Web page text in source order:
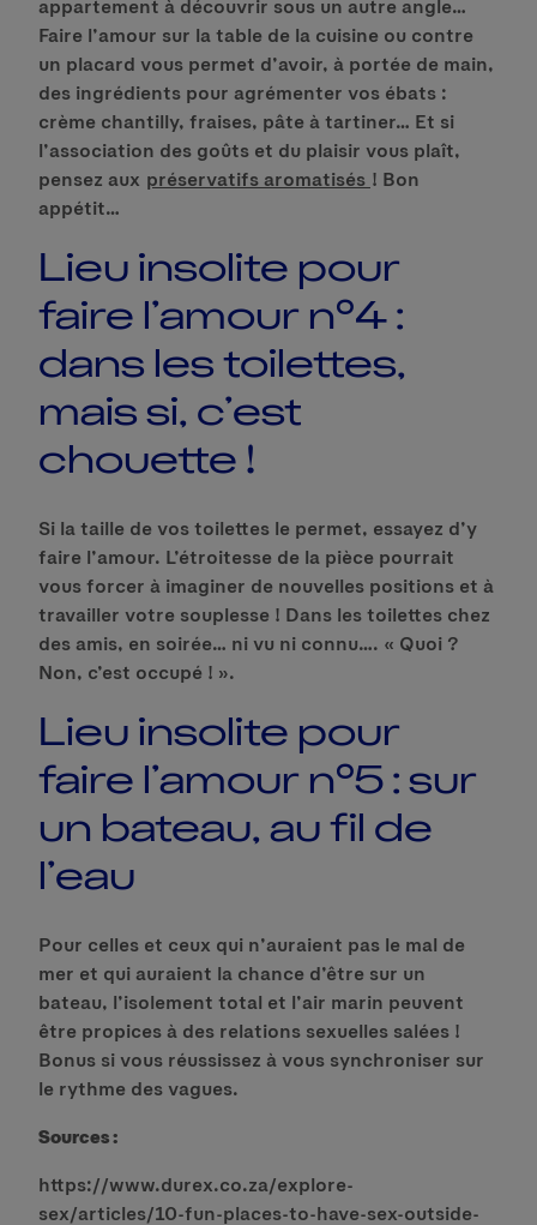
appartement à découvrir sous un autre angle…
Faire l’amour sur la table de la cuisine ou contre
un placard vous permet d’avoir, à portée de main,
des ingrédients pour agrémenter vos ébats :
crème chantilly, fraises, pâte à tartiner… Et si
l’association des goûts et du plaisir vous plaît,
pensez aux préservatifs aromatisés ! Bon
appétit…
Lieu insolite pour
faire l’amour n°4 :
dans les toilettes,
mais si, c’est
chouette !
Si la taille de vos toilettes le permet, essayez d’y
faire l’amour. L’étroitesse de la pièce pourrait
vous forcer à imaginer de nouvelles positions et à
travailler votre souplesse ! Dans les toilettes chez
des amis, en soirée… ni vu ni connu…. « Quoi ?
Non, c’est occupé ! ».
Lieu insolite pour
faire l’amour n°5 : sur
un bateau, au fil de
l’eau
Pour celles et ceux qui n’auraient pas le mal de
mer et qui auraient la chance d’être sur un
bateau, l’isolement total et l’air marin peuvent
être propices à des relations sexuelles salées !
Bonus si vous réussissez à vous synchroniser sur
le rythme des vagues.
Sources :
https://www.durex.co.za/explore-
sex/articles/10-fun-places-to-have-sex-outside-